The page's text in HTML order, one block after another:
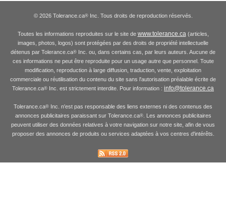
© 2026 Tolerance.ca®Inc. Tous droits de reproduction réservés.
Toutes les informations reproduites sur le site de www.tolerance.ca (articles,
images, photos, logos) sont protégées par des droits de propriété intellectuelle
détenus par Tolerance.ca® Inc. ou, dans certains cas, par leurs auteurs. Aucune de
ces informations ne peut être reproduite pour un usage autre que personnel. Toute
modification, reproduction à large diffusion, traduction, vente, exploitation
commerciale ou réutilisation du contenu du site sans l'autorisation préalable écrite de
Tolerance.ca® Inc. est strictement interdite. Pour information : info@tolerance.ca
Tolerance.ca® Inc. n'est pas responsable des liens externes ni des contenus des
annonces publicitaires paraissant sur Tolerance.ca®. Les annonces publicitaires
peuvent utiliser des données relatives à votre navigation sur notre site, afin de vous
proposer des annonces de produits ou services adaptées à vos centres d'intérêts.